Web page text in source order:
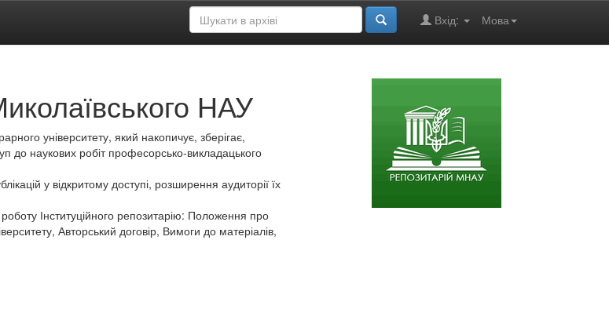
Мова
Вхід:
НАУ
університету, який накопичує, зберігає,
до наукових робіт професорсько-викладацького
у відкритому доступі, розширення аудиторії їх
Інституційного репозитарію: Положення про
Авторський договір, Вимоги до матеріалів,